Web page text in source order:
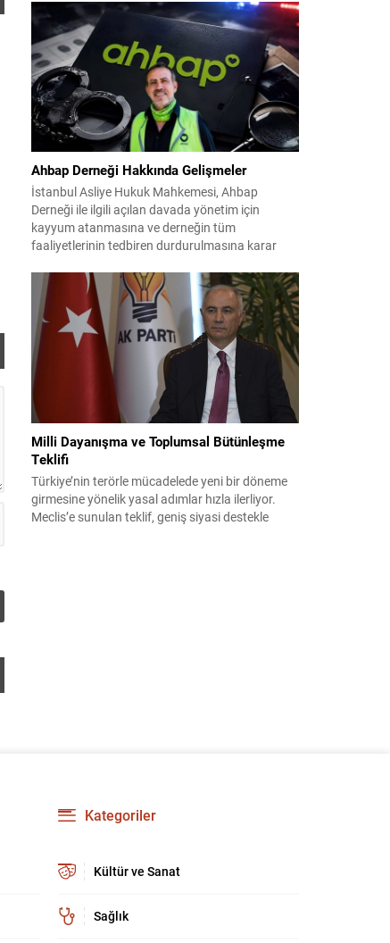
bir döneme girdi. Yaklaşık iki yıldır devam eden
çalışmaların ardından şimdi sürecin yasal zemini,
12 maddelik bir çerçeve yasa ile şekillendiriliyor.
Bugün komisyonda görüşülecek olan bu yasa
taslağı,...
Ahbap Derneği Hakkında Gelişmeler
İstanbul Asliye Hukuk Mahkemesi, Ahbap
Derneği ile ilgili açılan davada yönetim için
kayyum atanmasına ve derneğin tüm
faaliyetlerinin tedbiren durdurulmasına karar
kararı verilmiş olup son adım doğrudan yönetime
ilişkin bir tedbir niteliği taşıyor. İstanbul Emniyet
Müdürlüğü Mali Suçlarla Mücadele Şube
Müdürlüğü ve İstanbul...
Milli Dayanışma ve Toplumsal Bütünleşme
Teklifi
Türkiye’nin terörle mücadelede yeni bir döneme
girmesine yönelik yasal adımlar hızla ilerliyor.
Meclis’e sunulan teklif, geniş siyasi destekle
Kategoriler
Kültür ve Sanat
Sağlık